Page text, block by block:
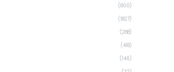
(800)
(1827)
(288)
(418)
(146)